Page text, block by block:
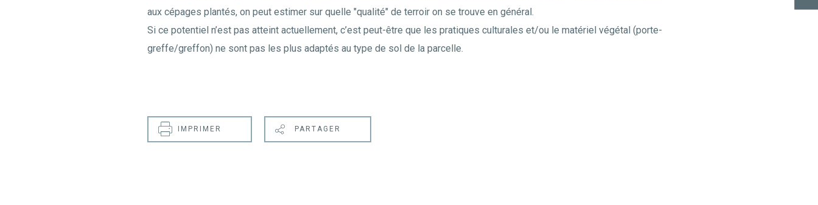
aux cépages plantés, on peut estimer sur quelle "qualité" de terroir on se trouve en général.
Si ce potentiel n’est pas atteint actuellement, c’est peut-être que les pratiques culturales et/ou le matériel végétal (porte-
greffe/greffon) ne sont pas les plus adaptés au type de sol de la parcelle.
IMPRIMER PARTAGER